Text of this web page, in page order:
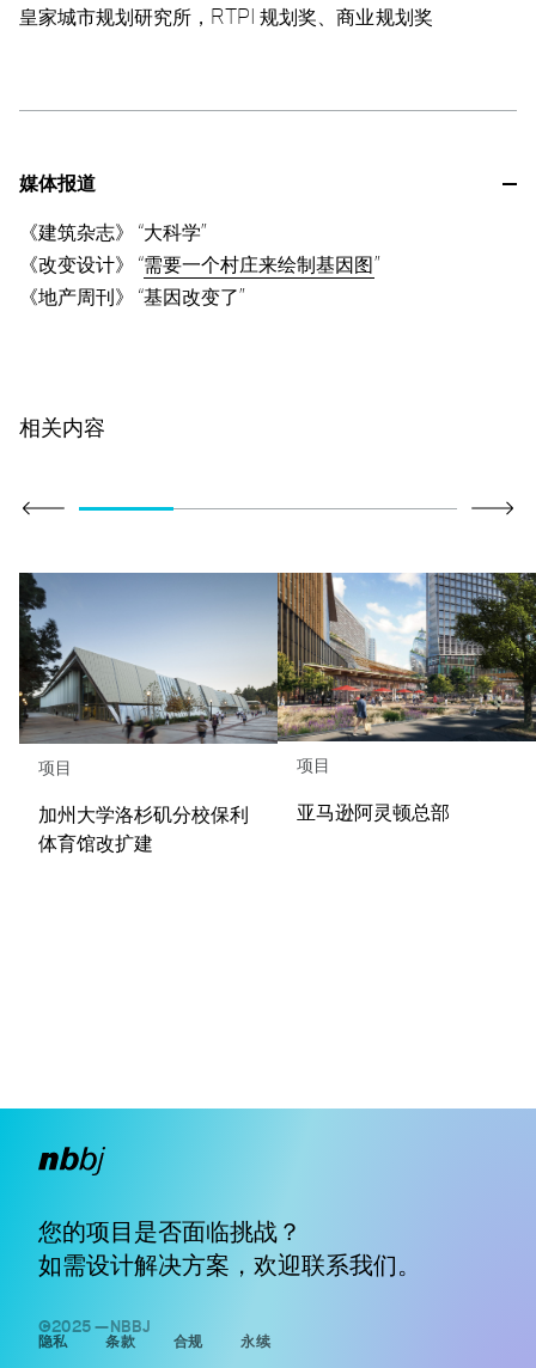
皇家城市规划研究所，RTPI 规划奖、商业规划奖
媒体报道
《建筑杂志》 “大科学”
《改变设计》 “需要一个村庄来绘制基因图”
《地产周刊》 “基因改变了”
相关内容
项目
加州大学洛杉矶分校保利
体育馆改扩建
项目
亚马逊阿灵顿总部
您的项目是否面临挑战？
如需设计解决方案，欢迎联系我们。
©2025 —NBBJ
隐私 条款 合规 永续